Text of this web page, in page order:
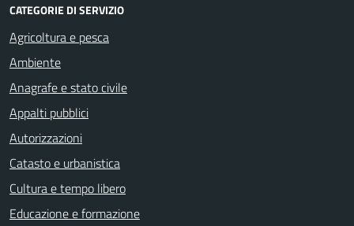
CATEGORIE DI SERVIZIO
Agricoltura e pesca
Ambiente
Anagrafe e stato civile
Appalti pubblici
Autorizzazioni
Catasto e urbanistica
Cultura e tempo libero
Educazione e formazione